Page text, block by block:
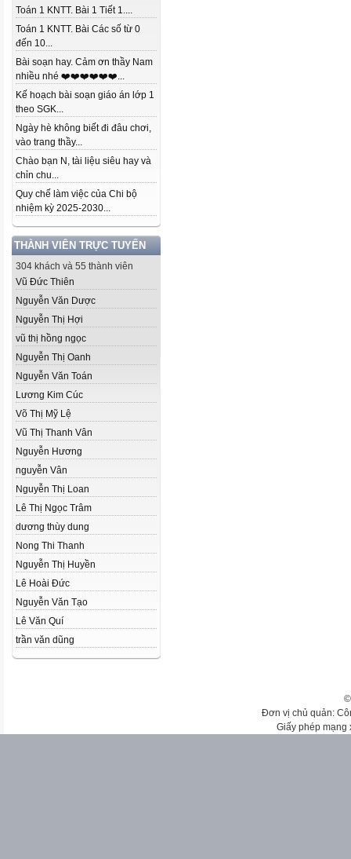
Toán 1 KNTT. Bài 1 Tiết 1....
Toán 1 KNTT. Bài Các số từ 0
đến 10...
Bài soạn hay. Cảm ơn thầy Nam
nhiều nhé ❤️❤️❤️❤️❤️❤️...
Kế hoạch bài soạn giáo án lớp 1
theo SGK...
Ngày hè không biết đi đâu chơi,
vào trang thầy...
Chào bạn N, tài liệu siêu hay và
chỉn chu...
Quy chế làm việc của Chi bộ
nhiệm kỳ 2025-2030...
THÀNH VIÊN TRỰC TUYẾN
304 khách và 55 thành viên
Vũ Đức Thiên
Nguyễn Văn Dược
Nguyễn Thị Hợi
vũ thị hồng ngọc
Nguyễn Thị Oanh
Nguyễn Văn Toán
Lương Kim Cúc
Võ Thị Mỹ Lệ
Vũ Thị Thanh Vân
Nguyễn Hương
nguyễn Vân
Nguyễn Thị Loan
Lê Thị Ngọc Trâm
dương thùy dung
Nong Thi Thanh
Nguyễn Thị Huyền
Lê Hoài Đức
Nguyễn Văn Tạo
Lê Văn Quí
trần văn dũng
Đơn vị chủ quản:
Giấy phép mạng